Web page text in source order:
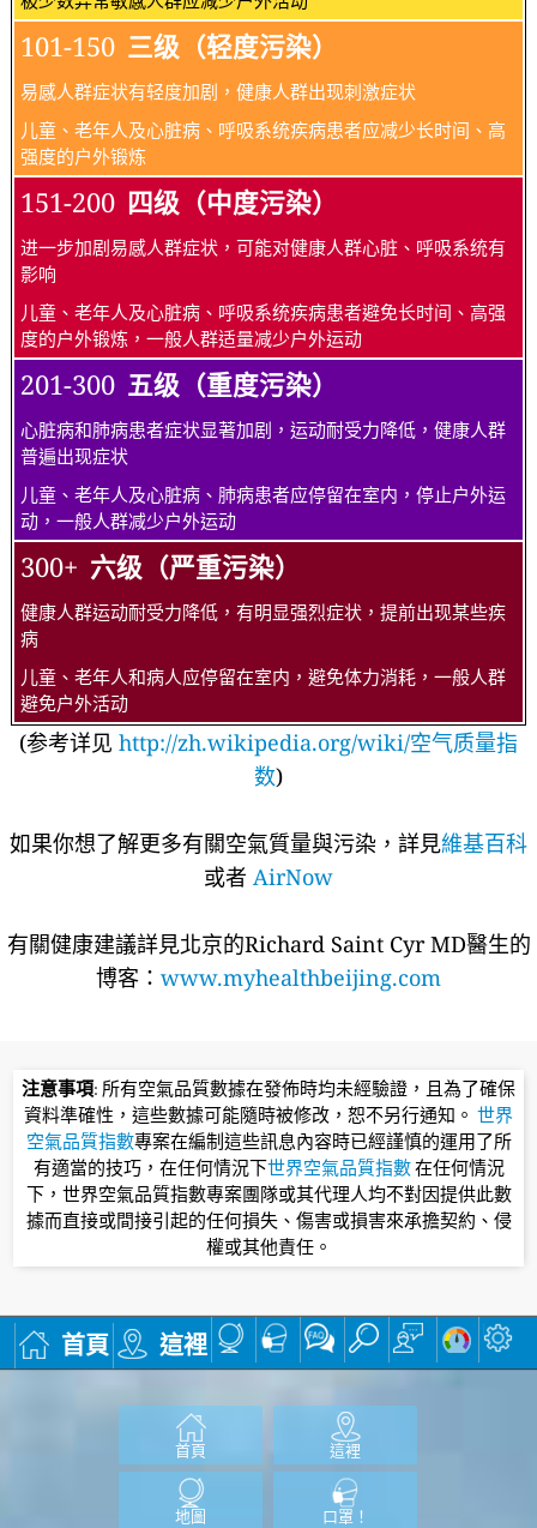
101-150 三级（轻度污染）
易感人群症状有轻度加剧，健康人群出现刺激症状
儿童、老年人及心脏病、呼吸系统疾病患者应减少长时间、高
强度的户外锻炼
151-200 四级（中度污染）
进一步加剧易感人群症状，可能对健康人群心脏、呼吸系统有
影响
儿童、老年人及心脏病、呼吸系统疾病患者避免长时间、高强
度的户外锻炼，一般人群适量减少户外运动
201-300 五级（重度污染）
心脏病和肺病患者症状显著加剧，运动耐受力降低，健康人群
普遍出现症状
儿童、老年人及心脏病、肺病患者应停留在室内，停止户外运
动，一般人群减少户外运动
300+ 六级（严重污染）
健康人群运动耐受力降低，有明显强烈症状，提前出现某些疾
病
儿童、老年人和病人应停留在室内，避免体力消耗，一般人群
避免户外活动
(参考详见 http://zh.wikipedia.org/wiki/空气质量指
数)
如果你想了解更多有關空氣質量與污染，詳見維基百科
或者 AirNow
有關健康建議詳​​見北京的Richard Saint Cyr MD醫生的
博客： www.myhealthbeijing.com
注意事項: 所有空氣品質數據在發佈時均未經驗證，且為了確保
資料準確性，這些數據可能隨時被修改，恕不另行通知。 世界
空氣品質指數專案在編制這些訊息內容時已經謹慎的運用了所
有適當的技巧，在任何情況下世界空氣品質指數在任何情況
下，世界空氣品質指數專案團隊或其代理人均不對因提供此數
據而直接或間接引起的任何損失、傷害或損害來承擔契約、侵
權或其他責任。
首頁 這裡
首頁 這裡
地圖 口罩！